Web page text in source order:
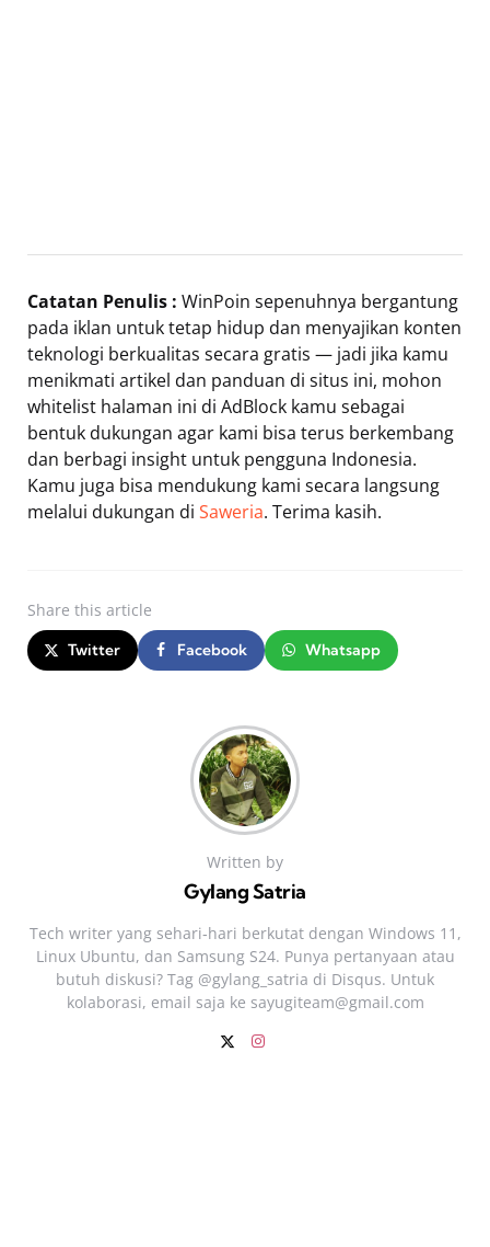
Catatan Penulis : WinPoin sepenuhnya bergantung
pada iklan untuk tetap hidup dan menyajikan konten
teknologi berkualitas secara gratis — jadi jika kamu
menikmati artikel dan panduan di situs ini, mohon
whitelist halaman ini di AdBlock kamu sebagai
bentuk dukungan agar kami bisa terus berkembang
dan berbagi insight untuk pengguna Indonesia.
Kamu juga bisa mendukung kami secara langsung
melalui dukungan di Saweria. Terima kasih.
Share this article
Twitter Facebook Whatsapp
Written by
Gylang Satria
Tech writer yang sehari‑hari berkutat dengan Windows 11,
Linux Ubuntu, dan Samsung S24. Punya pertanyaan atau
butuh diskusi? Tag @gylang_satria di Disqus. Untuk
kolaborasi, email saja ke sayugiteam@gmail.com